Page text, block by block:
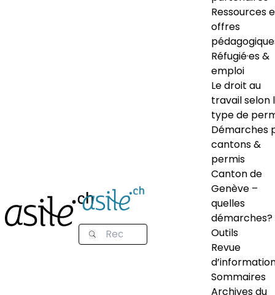
Ressources
offres
Réfugié·es &
emploi
Le droit au
travail selon
type de
Démarches
cantons &
permis
Canton de
Genève –
quelles
démarches?
Outils
Revue
Sommaires
Archives du